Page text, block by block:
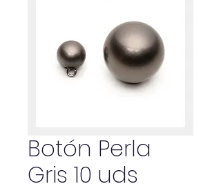
Botón Perla
Gris 10 uds